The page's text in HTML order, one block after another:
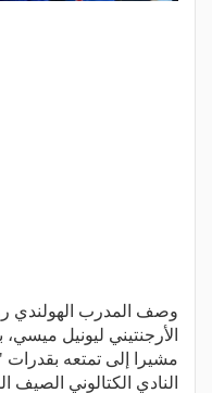
وصف المدرب الهولندي
الأرجنتيني ليونيل
مشيرا إلى تمتعه
النادي الكتالوني